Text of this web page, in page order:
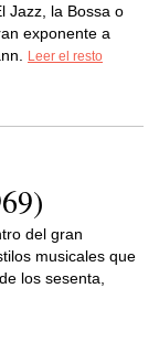
Jazz, la Bossa o
exponente a
Leer el resto
del gran
musicales que
los sesenta,